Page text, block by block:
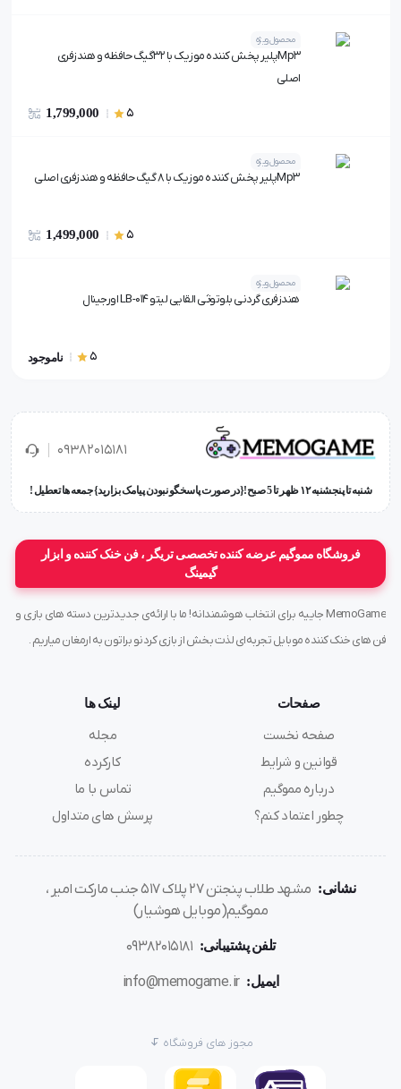
محصول ویژه
Mp3پلیر پخش کننده موزیک با 32گیگ حافظه و هندزفری
اصلی
5
1,799,000
محصول ویژه
Mp3پلیر پخش کننده موزیک با 8 گیگ حافظه و هندزفری اصلی
5
1,499,000
محصول ویژه
هندزفری گردنی بلوتوثی القایی لیتو LB-014 اورجینال
5 ناموجود
۰۹۳۸۲۰۱۵۱۸۱
شنبه تا پنجشنبه ۱۲ ظهر تا 5 صبح!{در صورت پاسخگو نبودن پیامک بزارید} جمعه ها تعطیل !
فروشگاه مموگیم عرضه کننده تخصصی تریگر ، فن خنک کننده و ابزار
گیمینگ
MemoGame جاییه برای انتخاب هوشمندانه! ما با ارائه‌ی جدیدترین دسته های بازی و
فن های خنک کننده موبایل تجربه‌ای لذت بخش از بازی کردنو براتون به ارمغان میاریم .
صفحات
صفحه نخست
قوانین و شرایط
درباره مموگیم
چطور اعتماد کنم؟
لینک ها
مجله
کارکرده
تماس با ما
پرسش های متداول
نشانی:
مشهد طلاب پنجتن ۲۷ پلاک ۵۱۷ جنب مارکت امیر ،
مموگیم(موبایل هوشیار)
تلفن پشتیبانی: ۰۹۳۸۲۰۱۵۱۸۱
ایمیل: info@memogame.ir
مجوز های فروشگاه